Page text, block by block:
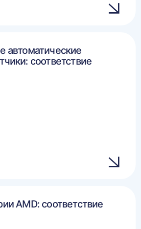
автоматические
соответствие
AMD: соответствие